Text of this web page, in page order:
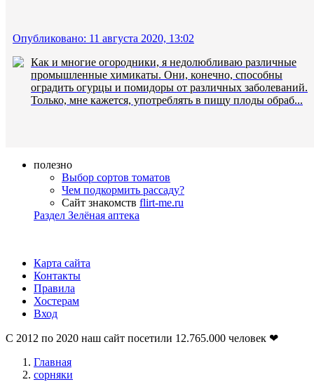
Опубликовано: 11 августа 2020, 13:02
Как и многие огородники, я недолюбливаю различные
промышленные химикаты. Они, конечно, способны
оградить огурцы и помидоры от различных заболеваний.
Только, мне кажется, употреблять в пищу плоды обраб...
полезно
Выбор сортов томатов
Чем подкормить рассаду?
Сайт знакомств flirt-me.ru
Раздел Зелёная аптека
Карта сайта
Контакты
Правила
Хостерам
Вход
С 2012 по 2020 наш сайт посетили 12.765.000 человек ❤
Главная
сорняки